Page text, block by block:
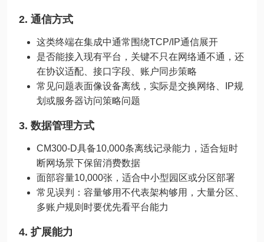
2. 通信方式
这类终端在集成中通常围绕TCP/IP通信展开
是否能接入现有平台，关键不只在网络通不通，还
在协议适配、接口字段、账户同步策略
常见问题表面像设备离线，实际是交换网络、IP规
划或服务器访问策略问题
3. 数据管理方式
CM300-D具备10,000条离线记录能力，适合短时
断网场景下保留消费数据
面部容量10,000张，适合中小型园区或分区部署
常见误判：容量够用不代表架构够用，大量分区、
多账户规则时要优先看平台能力
4. 扩展能力